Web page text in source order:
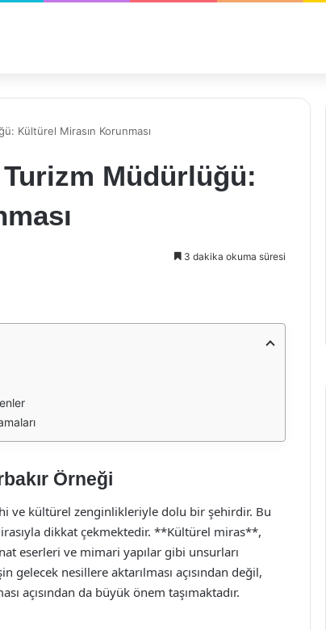
Kültürel Mirasın Korunması
Müdürlüğü:
3 dakika okuma süresi
Örneği
ve kültürel zenginlikleriyle dolu bir şehirdir. Bu
dikkat çekmektedir. **Kültürel miras**,
eserleri ve mimari yapılar gibi unsurları
gelecek nesillere aktarılması açısından değil,
açısından da büyük önem taşımaktadır.